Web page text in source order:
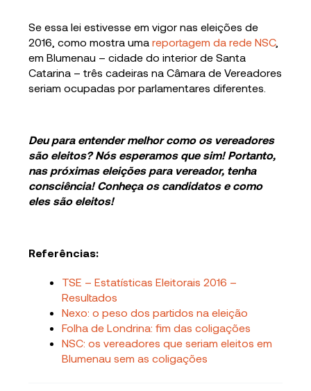
Se essa lei estivesse em vigor nas eleições de
2016, como mostra umareportagem da rede NSC,
em Blumenau – cidade do interior de Santa
Catarina – três cadeiras na Câmara de Vereadores
seriam ocupadas por parlamentares diferentes.
Deu para entender melhor como os vereadores
são eleitos? Nós esperamos que sim! Portanto,
nas próximas eleições para vereador, tenha
consciência! Conheça os candidatos e como
eles são eleitos!
Referências:
TSE – Estatísticas Eleitorais 2016 –
Resultados
Nexo: o peso dos partidos na eleição
Folha de Londrina: fim das coligações
NSC: os vereadores que seriam eleitos em
Blumenau sem as coligações